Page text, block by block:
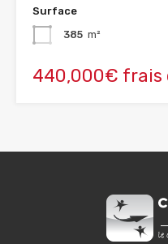
Surface
385 m²
440,000€ frais